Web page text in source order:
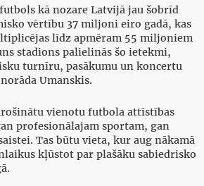
kā nozare Latvijā jau šobrīd
vērtību 37 miljoni eiro gadā, kas
līdz apmēram 55 miljoniem
stadions palielinās šo ietekmi,
turnīru, pasākumu un koncertu
Umanskis.
vienotu futbola attīstības
profesionālajam sportam, gan
Tas būtu vieta, kur aug nākamā
kļūstot par plašāku sabiedrisko